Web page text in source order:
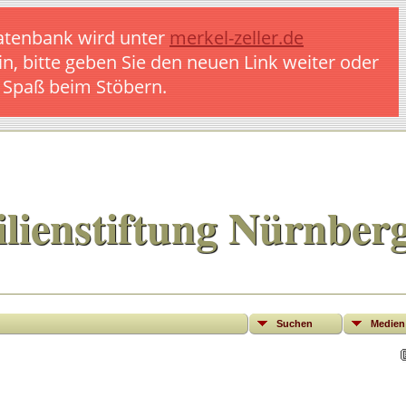
wird unter merkel-zeller.de
bitte geben Sie den neuen Link weiter oder
beim Stöbern.
Suchen Medien